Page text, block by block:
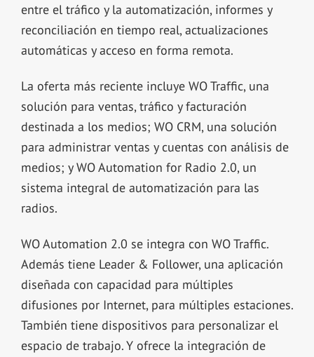
entre el tráfico y la automatización, informes y
reconciliación en tiempo real, actualizaciones
automáticas y acceso en forma remota.
La oferta más reciente incluye WO Traffic, una
solución para ventas, tráfico y facturación
destinada a los medios; WO CRM, una solución
para administrar ventas y cuentas con análisis de
medios; y WO Automation for Radio 2.0, un
sistema integral de automatización para las
radios.
WO Automation 2.0 se integra con WO Traffic.
Además tiene Leader & Follower, una aplicación
diseñada con capacidad para múltiples
difusiones por Internet, para múltiples estaciones.
También tiene dispositivos para personalizar el
espacio de trabajo. Y ofrece la integración de